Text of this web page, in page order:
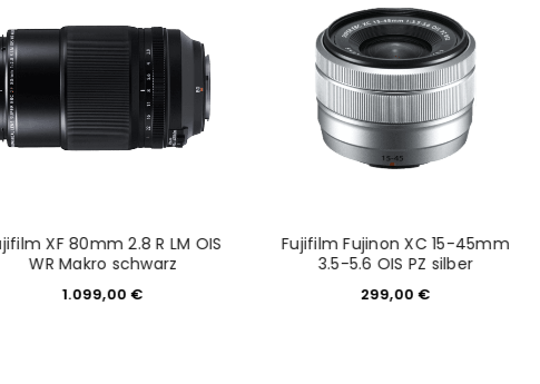
Ich stimme zu
Ja, ich möchte ein
Datenschutzerklärung. *
REGISTRIEREN
XF 80mm 2.8 R LM OIS
WR Makro schwarz
1.099,00€
Fujifilm Fujinon XC 15-45mm
3.5-5.6 OIS PZ silber
299,00€